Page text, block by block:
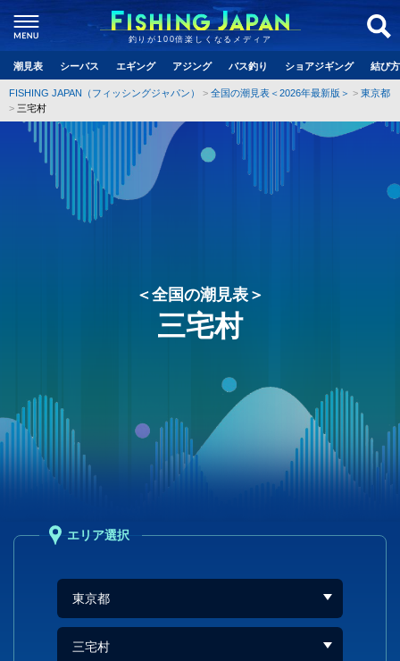
釣りが100倍楽しくなるメディア
潮見表 シーバス エギング アジング バス釣り ショアジギング 結び
FISHING JAPAN（フィッシングジャパン） 全国の潮見表＜2026年最新版＞
東京都
三宅村
＜全国の潮見表＞
三宅村
エリア選択